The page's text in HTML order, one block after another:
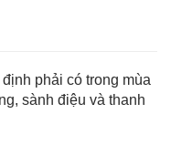
phải có trong mùa
sành điệu và thanh